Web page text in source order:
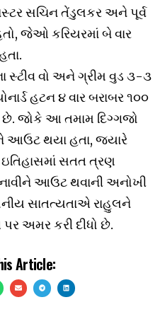
સચિન તેંડુલકર અને પૂર્વ
જેઓ કરિયરમાં બે વાર
સ્ટીવ વો અને ગ્રીમ વુડ ૩-૩
હટન ૪ વાર બરાબર ૧૦૦
છે. જોકે આ તમામ દિગ્ગજો
થયા હતા, જ્યારે
સતત ત્રણ
આઉટ થવાની અનોખી
સાતત્યતાએ રાહુલને
અમર કરી દીધો છે.
Article: